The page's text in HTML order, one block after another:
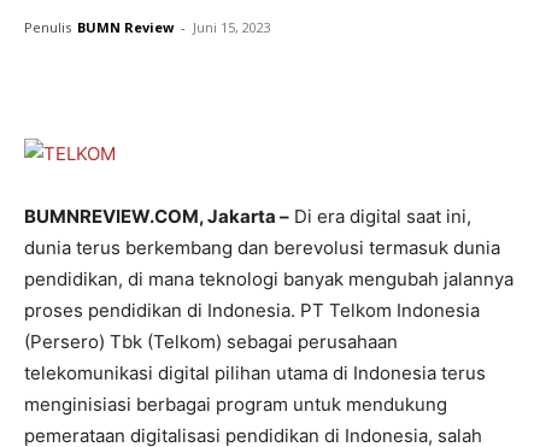
Penulis BUMN Review - Juni 15, 2023
BUMNREVIEW.COM, Jakarta – Di era digital saat ini,
dunia terus berkembang dan berevolusi termasuk dunia
pendidikan, di mana teknologi banyak mengubah jalannya
proses pendidikan di Indonesia. PT Telkom Indonesia
(Persero) Tbk (Telkom) sebagai perusahaan
telekomunikasi digital pilihan utama di Indonesia terus
menginisiasi berbagai program untuk mendukung
pemerataan digitalisasi pendidikan di Indonesia, salah